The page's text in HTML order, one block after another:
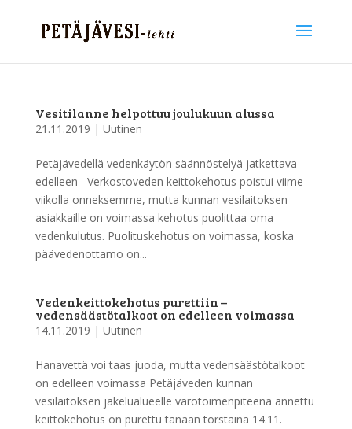
Vesitilanne helpottuu joulukuun alussa
21.11.2019 | Uutinen
Petäjävedellä vedenkäytön säännöstelyä jatkettava
edelleen Verkostoveden keittokehotus poistui viime
viikolla onneksemme, mutta kunnan vesilaitoksen
asiakkaille on voimassa kehotus puolittaa oma
vedenkulutus. Puolituskehotus on voimassa, koska
päävedenottamo on...
Vedenkeittokehotus purettiin –
vedensäästötalkoot on edelleen voimassa
14.11.2019 | Uutinen
Hanavettä voi taas juoda, mutta vedensäästötalkoot
on edelleen voimassa Petäjäveden kunnan
vesilaitoksen jakelualueelle varotoimenpiteenä annettu
keittokehotus on purettu tänään torstaina 14.11.